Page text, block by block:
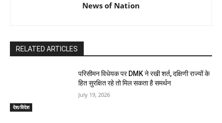
News of Nation
RELATED ARTICLES
देश/विदेश
परिसीमन विधेयक पर DMK ने रखी शर्त, दक्षिणी राज्यों के
हित सुरक्षित रहे तो मिल सकता है समर्थन
July 19, 2026